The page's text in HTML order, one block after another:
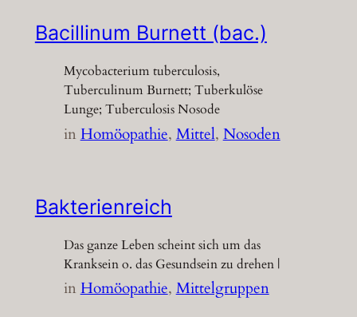
Bacillinum Burnett (bac.)
Mycobacterium tuberculosis,
Tuberculinum Burnett; Tuberkulöse
Lunge; Tuberculosis Nosode
inHomöopathie, Mittel, Nosoden
Bakterienreich
Das ganze Leben scheint sich um das
Kranksein o. das Gesundsein zu drehen |
inHomöopathie, Mittelgruppen